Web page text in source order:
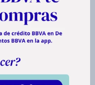
DAEWOO
dorados y crujientes por
un 90% menos de aceite.
es el aliado perfecto para
eficiente y sin el olor a
hogar.